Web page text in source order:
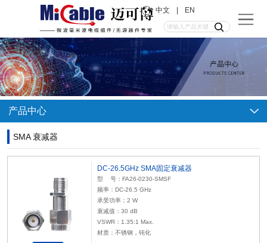
中文 | EN
产品中心
SMA 衰减器
DC-26.5GHz SMA固定衰减器
型 号：FA26-0230-SMSF
频率：DC-26.5 GHz
承受功率：2 W
衰减值：30 dB
VSWR：1.35:1 Max.
材质：不锈钢，钝化